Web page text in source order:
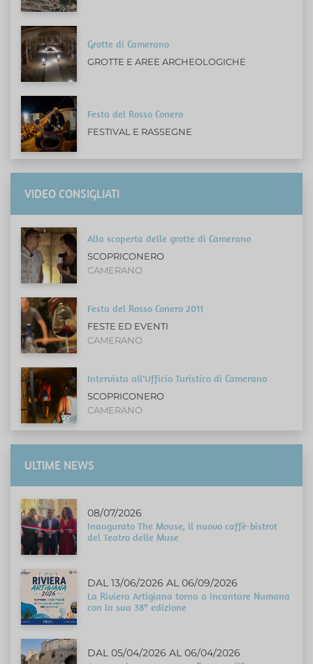
Grotte di Camerano
GROTTE E AREE ARCHEOLOGICHE
Festa del Rosso Conero
FESTIVAL E RASSEGNE
VIDEO CONSIGLIATI
Alla scoperta delle grotte di Camerano
SCOPRICONERO
CAMERANO
Festa del Rosso Conero 2011
FESTE ED EVENTI
CAMERANO
Intervista all'Ufficio Turistico di Camerano
SCOPRICONERO
CAMERANO
ULTIME NEWS
08/07/2026
Inaugurato The Mouse, il nuovo caffè-bistrot
del Teatro delle Muse
DAL 13/06/2026 AL 06/09/2026
La Riviera Artigiana torna a incantare Numana
con la sua 38ª edizione
DAL 05/04/2026 AL 06/04/2026